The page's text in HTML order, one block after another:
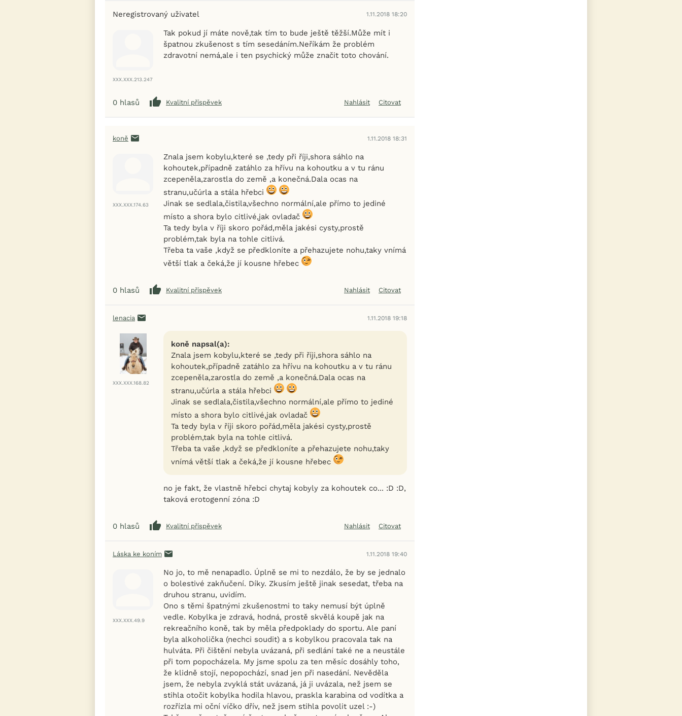
Neregistrovaný uživatel 1.11.2018 18:20
XXX.XXX.213.247
Tak pokud jí máte nově,tak tím to bude ještě těžší.Může mít i
špatnou zkušenost s tím sesedáním.Neříkám že problém
zdravotní nemá,ale i ten psychický může značit toto chování.
0 hlasů Kvalitní příspěvek Nahlásit Citovat
koně 1.11.2018 18:31
XXX.XXX.174.63
Znala jsem kobylu,které se ,tedy při říji,shora sáhlo na
kohoutek,případně zatáhlo za hřívu na kohoutku a v tu ránu
zcepeněla,zarostla do země ,a konečná.Dala ocas na
stranu,učúrla a stála hřebci
Jinak se sedlala,čistila,všechno normální,ale přímo to jediné
místo a shora bylo citlivé,jak ovladač
Ta tedy byla v říji skoro pořád,měla jakési cysty,prostě
problém,tak byla na tohle citlivá.
Třeba ta vaše ,když se předkloníte a přehazujete nohu,taky vnímá
větší tlak a čeká,že jí kousne hřebec
0 hlasů Kvalitní příspěvek Nahlásit Citovat
lenacia 1.11.2018 19:18
XXX.XXX.168.82
koně napsal(a):
Znala jsem kobylu,které se ,tedy při říji,shora sáhlo na
kohoutek,případně zatáhlo za hřívu na kohoutku a v tu ránu
zcepeněla,zarostla do země ,a konečná.Dala ocas na
stranu,učúrla a stála hřebci
Jinak se sedlala,čistila,všechno normální,ale přímo to jediné
místo a shora bylo citlivé,jak ovladač
Ta tedy byla v říji skoro pořád,měla jakési cysty,prostě
problém,tak byla na tohle citlivá.
Třeba ta vaše ,když se předkloníte a přehazujete nohu,taky
vnímá větší tlak a čeká,že jí kousne hřebec
no je fakt, že vlastně hřebci chytaj kobyly za kohoutek co... :D :D,
taková erotogenní zóna :D
0 hlasů Kvalitní příspěvek Nahlásit Citovat
Láska ke koním 1.11.2018 19:40
XXX.XXX.49.9
No jo, to mě nenapadlo. Úplně se mi to nezdálo, že by se jednalo
o bolestivé zakňučení. Díky. Zkusím ještě jinak sesedat, třeba na
druhou stranu, uvidím.
Ono s těmi špatnými zkušenostmi to taky nemusí být úplně
vedle. Kobylka je zdravá, hodná, prostě skvělá koupě jak na
rekreačního koně, tak by měla předpoklady do sportu. Ale paní
byla alkoholička (nechci soudit) a s kobylkou pracovala tak na
hulváta. Při čištění nebyla uvázaná, při sedlání také ne a neustále
při tom popocházela. My jsme spolu za ten měsíc dosáhly toho,
že klidně stojí, nepopochází, snad jen při nasedání. Nevěděla
jsem, že nebyla zvyklá stát uvázaná, já ji uvázala, než jsem se
stihla otočit kobylka hodila hlavou, praskla karabina od vodítka a
rozřízla mi oční víčko dřív, než jsem stihla povolit uzel :-)